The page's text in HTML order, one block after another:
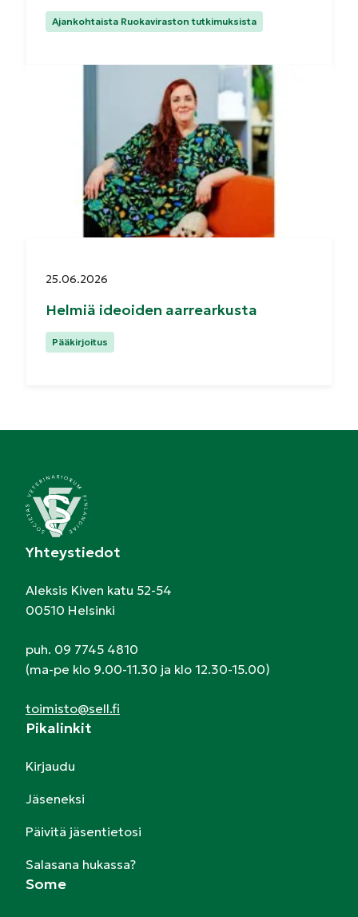
Kategoriat:
Ajankohtaista Ruokaviraston tutkimuksista
Helmiä ideoiden aarrearkusta
Julkaistu:
25.06.2026
Kategoriat:
Pääkirjoitus
Yhteystiedot
Aleksis Kiven katu 52-54
00510 Helsinki
puh. 09 7745 4810
(ma-pe klo 9.00-11.30 ja klo 12.30-15.00)
toimisto@sell.fi
Pikalinkit
Kirjaudu
Jäseneksi
Päivitä jäsentietosi
Salasana hukassa?
Some